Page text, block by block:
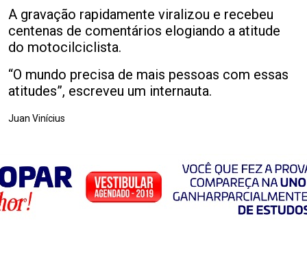
A gravação rapidamente viralizou e recebeu
centenas de comentários elogiando a atitude
do motocilciclista.
“O mundo precisa de mais pessoas com essas
atitudes”, escreveu um internauta.
Juan Vinícius